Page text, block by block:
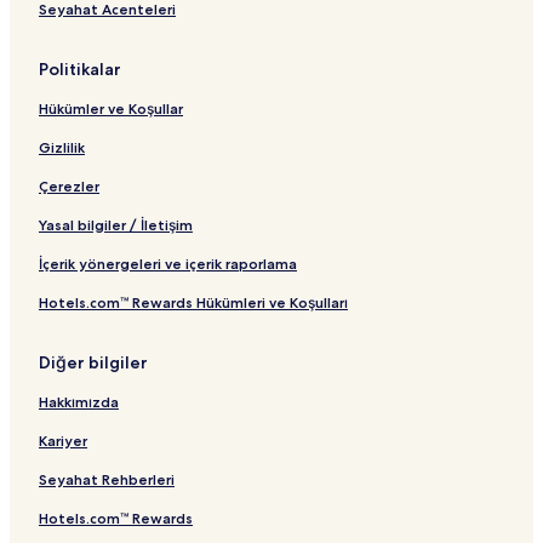
n
r
t
B
a
l
n
ı
t
ğ
l
a
n
ı
a
ı
Seyahat Acenteleri
Politikalar
Hükümler ve Koşullar
Gizlilik
Çerezler
Yasal bilgiler / İletişim
İçerik yönergeleri ve içerik raporlama
Hotels.com™ Rewards Hükümleri ve Koşulları
Diğer bilgiler
Hakkımızda
Kariyer
Seyahat Rehberleri
Hotels.com™ Rewards